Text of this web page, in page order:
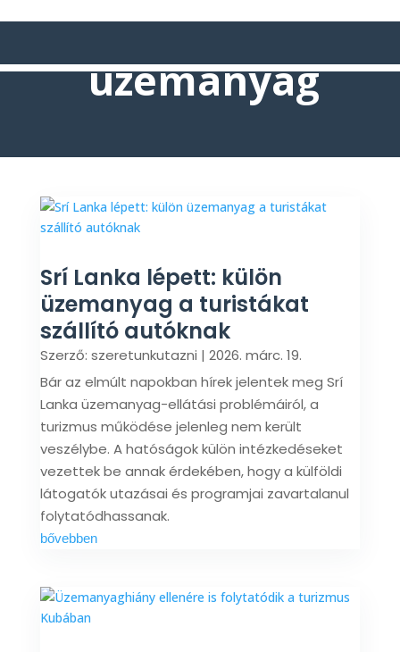
üzemanyag
Srí Lanka lépett: külön
üzemanyag a turistákat
szállító autóknak
Szerző: szeretunkutazni | 2026. márc. 19.
Bár az elmúlt napokban hírek jelentek meg Srí
Lanka üzemanyag-ellátási problémáiról, a
turizmus működése jelenleg nem került
veszélybe. A hatóságok külön intézkedéseket
vezettek be annak érdekében, hogy a külföldi
látogatók utazásai és programjai zavartalanul
folytatódhassanak.
bővebben